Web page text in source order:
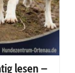
lesen –